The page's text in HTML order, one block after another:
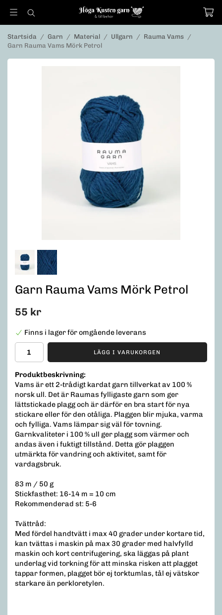
Startsida / Garn / Material / Ullgarn / Rauma Vams /
Garn Rauma Vams Mörk Petrol
Garn Rauma Vams Mörk Petrol
55 kr
Finns i lager för omgående leverans
LÄGG I VARUKORGEN
Produktbeskrivning:
Vams är ett 2-trådigt kardat garn tillverkat av 100 %
norsk ull. Det är Raumas fylligaste garn som ger
lättstickade plagg och är därför en bra start för nya
stickare eller för den otåliga. Plaggen blir mjuka, varma
och fylliga. Vams lämpar sig väl för tovning.
Garnkvaliteter i 100 % ull ger plagg som värmer och
andas även i fuktigt tillstånd. Detta gör plaggen
utmärkta för vandring och aktivitet, samt för
vardagsbruk.
83 m / 50 g
Stickfasthet: 16-14 m = 10 cm
Rekommenderad st: 5-6
Tvättråd:
Med fördel handtvätt i max 40 grader under kortare tid,
kan tvättas i maskin på max 30 grader med halvfylld
maskin och kort centrifugering, ska läggas på plant
underlag vid torkning för att minska risken att plagget
tappar formen, plagget bör ej torktumlas, tål ej vätskor
starkare än perkloretylen.